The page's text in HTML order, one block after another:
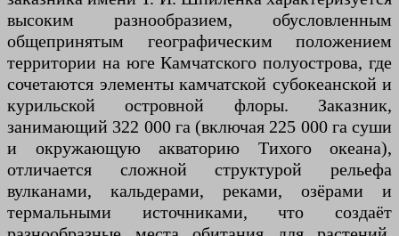
высоким разнообразием, обусловленным
общепринятым географическим положением
территории на юге Камчатского полуострова, где
сочетаются элементы камчатской субокеанской и
курильской островной флоры. Заказник,
занимающий 322 000 га (включая 225 000 га суши
и окружающую акваторию Тихого океана),
отличается сложной структурой рельефа
вулканами, кальдерами, реками, озёрами и
термальными источниками, что создаёт